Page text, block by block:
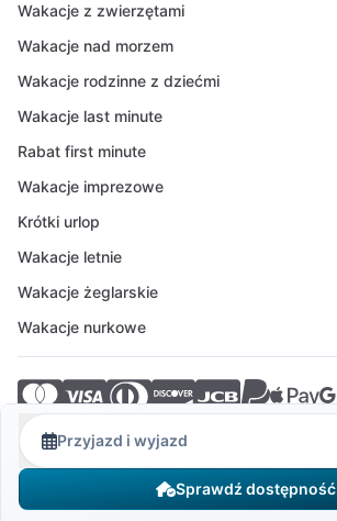
Przyjazd i wyjazd
Sprawdź dostępność
Wakacje z zwierzętami
Wakacje nad morzem
Wakacje rodzinne z dziećmi
Wakacje last minute
Rabat first minute
Wakacje imprezowe
Krótki urlop
Wakacje letnie
Wakacje żeglarskie
Wakacje nurkowe